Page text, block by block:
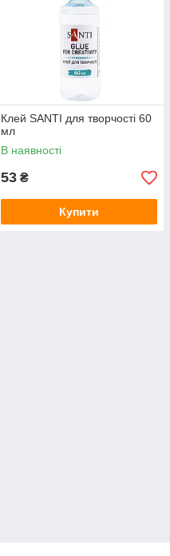
Клей SANTI для творчості 60
мл
В наявності
53 ₴
Купити